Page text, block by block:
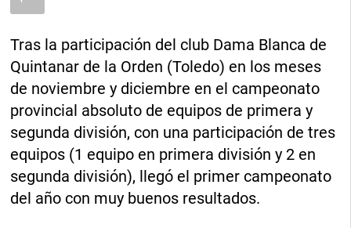
Tras la participación del club Dama Blanca de
Quintanar de la Orden (Toledo) en los meses
de noviembre y diciembre en el campeonato
provincial absoluto de equipos de primera y
segunda división, con una participación de tres
equipos (1 equipo en primera división y 2 en
segunda división), llegó el primer campeonato
del año con muy buenos resultados.